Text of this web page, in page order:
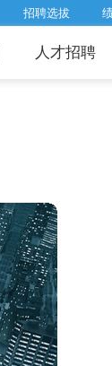
招聘选拔
人才招聘